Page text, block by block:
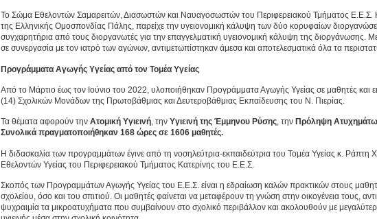
Το Σώμα Εθελοντών Σαμαρειτών, Διασωστών και Ναυαγοσωστών του Περιφερειακού Τμήματος Ε.Ε.Σ.
της Ελληνικής Ομοσπονδίας Πάλης, παρείχε την υγειονομική κάλυψη των δύο κορυφαίων
συγχαρητήρια από τους διοργανωτές για την επαγγελματική υγειονομική κάλυψη της διοργάνωσης.
σε συνεργασία με τον ιατρό των αγώνων, αντιμετωπίστηκαν άμεσα και αποτελεσματικά όλα τα
Προγράμματα Αγωγής Υγείας από τον Τομέα Υγείας
Από το Μάρτιο έως τον Ιούνιο του 2022, υλοποιήθηκαν Προγράμματα Αγωγής Υγείας σε μαθητές και
(14) Σχολικών Μονάδων της Πρωτοβάθμιας και Δευτεροβάθμιας Εκπαίδευσης του Ν. Πιερίας.
Τα θέματα αφορούν την Ατομική Υγιεινή, την Υγιεινή της Έμμηνου Ρύσης, την Πρόληψη
Συνολικά πραγματοποιήθηκαν 168 ώρες σε 1606 μαθητές.
Η διδασκαλία των προγραμμάτων έγινε από τη νοσηλεύτρια-εκπαιδεύτρια του Τομέα Υγείας κ. Ράπτη
Εθελοντών Υγείας του Περιφερειακού Τμήματος Κατερίνης του Ε.Ε.Σ.
Σκοπός των Προγραμμάτων Αγωγής Υγείας του Ε.Ε.Σ. είναι η εδραίωση καλών πρακτικών στους
σχολείου, όσο και του σπιτιού. Οι μαθητές φαίνεται να μεταφέρουν τη γνώση στην οικογένεια τους,
ψυχραιμία τα μικροατυχήματα που συμβαίνουν στο σχολικό περιβάλλον και ακολουθούν με